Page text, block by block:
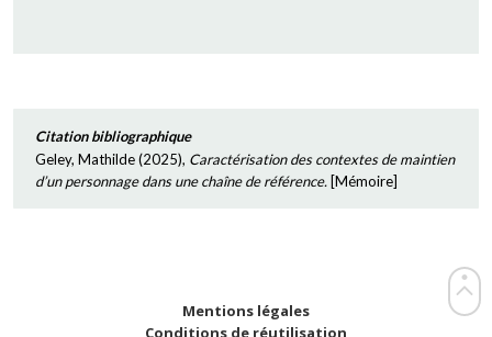
Citation bibliographique
Geley, Mathilde(2025), Caractérisation des contextes de maintien
d’un personnage dans une chaîne de référence. [Mémoire]
Mentions légales
Conditions de réutilisation